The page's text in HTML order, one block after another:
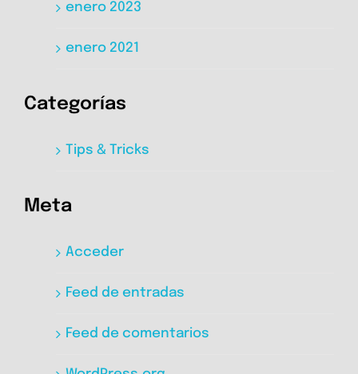
enero 2023
enero 2021
Categorías
Tips & Tricks
Meta
Acceder
Feed de entradas
Feed de comentarios